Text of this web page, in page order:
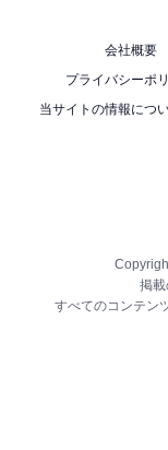
会社概要
プライバシーポ
当サイトの情報につ
掲載
すべてのコンテン